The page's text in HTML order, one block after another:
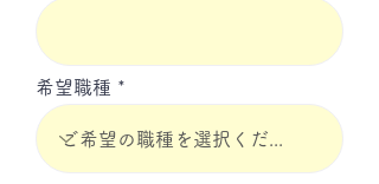
希望職種